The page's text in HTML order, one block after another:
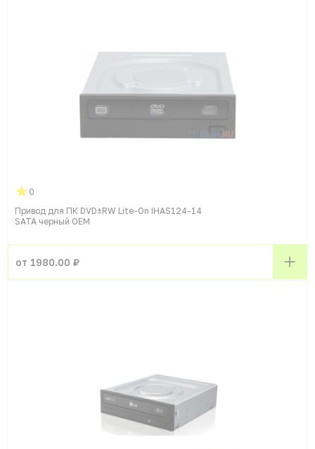
0
Привод для ПК DVD±RW Lite-On IHAS124-14
SATA черный OEM
от 1980.00 ₽